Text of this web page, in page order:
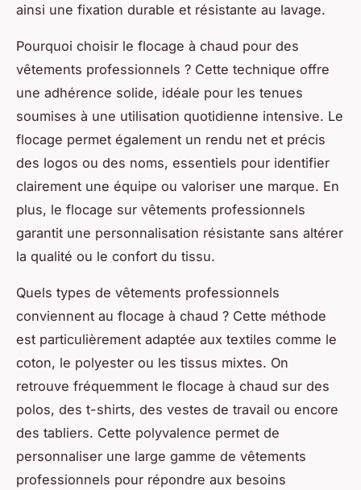
ainsi une fixation durable et résistante au lavage.
Pourquoi choisir le flocage à chaud pour des
vêtements professionnels ? Cette technique offre
une adhérence solide, idéale pour les tenues
soumises à une utilisation quotidienne intensive. Le
flocage permet également un rendu net et précis
des logos ou des noms, essentiels pour identifier
clairement une équipe ou valoriser une marque. En
plus, le flocage sur vêtements professionnels
garantit une personnalisation résistante sans altérer
la qualité ou le confort du tissu.
Quels types de vêtements professionnels
conviennent au flocage à chaud ? Cette méthode
est particulièrement adaptée aux textiles comme le
coton, le polyester ou les tissus mixtes. On
retrouve fréquemment le flocage à chaud sur des
polos, des t-shirts, des vestes de travail ou encore
des tabliers. Cette polyvalence permet de
personnaliser une large gamme de vêtements
professionnels pour répondre aux besoins